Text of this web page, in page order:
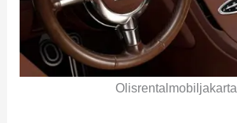
Olisrentalmobiljakarta